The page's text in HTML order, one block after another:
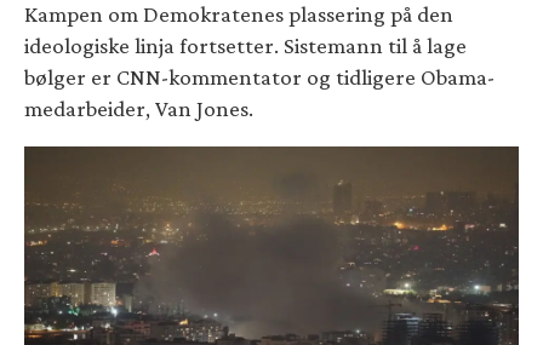
Kampen om Demokratenes plassering på den
ideologiske linja fortsetter. Sistemann til å lage
bølger er CNN-kommentator og tidligere Obama-
medarbeider, Van Jones.